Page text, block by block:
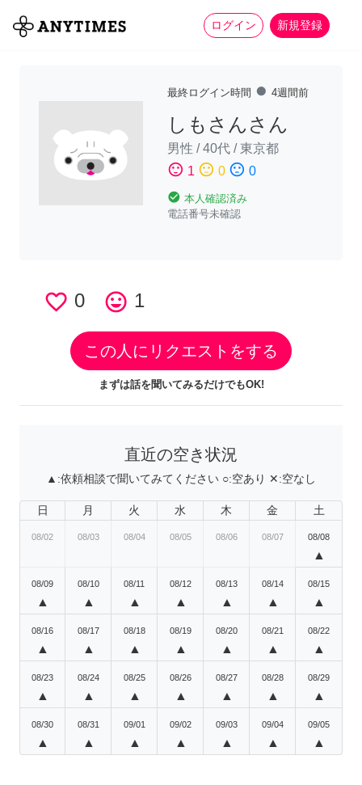
ログイン 新規登録
全て 家事 more_horiz
最終ログイン時間 fiber_manual_record 4週間前
しもさんさん
男性 /40代 /東京都
sentiment_satisfied 1 sentiment_neutral 0 sentiment_dissatisfied 0
check_circle 本人確認済み
電話番号未確認
favorite_border 0 tag_faces 1
この人にリクエストをする
まずは話を聞いてみるだけでもOK!
直近の空き状況
▲:依頼相談で聞いてみてください ○:空あり ✕:空なし
日 月 火 水 木 金 土
08/02 08/03 08/04 08/05 08/06 08/07 08/08
▲
08/09
▲
08/10
▲
08/11
▲
08/12
▲
08/13
▲
08/14
▲
08/15
▲
08/16
▲
08/17
▲
08/18
▲
08/19
▲
08/20
▲
08/21
▲
08/22
▲
08/23
▲
08/24
▲
08/25
▲
08/26
▲
08/27
▲
08/28
▲
08/29
▲
08/30
▲
08/31
▲
09/01
▲
09/02
▲
09/03
▲
09/04
▲
09/05
▲